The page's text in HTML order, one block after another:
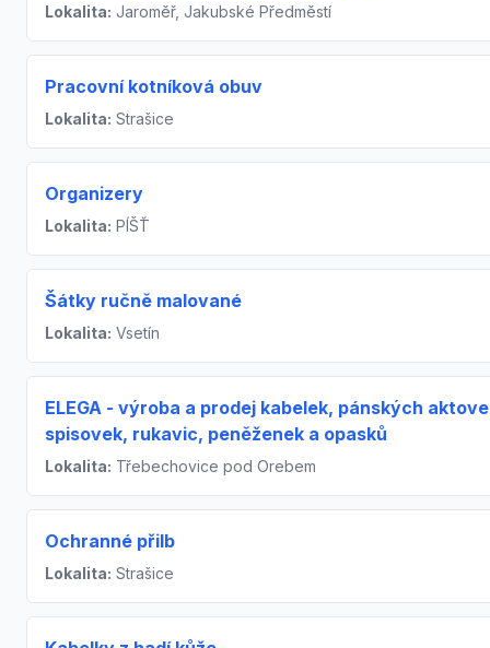
Lokalita: Jaroměř, Jakubské Předměstí
Pracovní kotníková obuv
Lokalita: Strašice
Organizery
Lokalita: PÍŠŤ
Šátky ručně malované
Lokalita: Vsetín
ELEGA - výroba a prodej kabelek, pánských
spisovek, rukavic, peněženek a opasků
Lokalita: Třebechovice pod Orebem
Ochranné přilb
Lokalita: Strašice